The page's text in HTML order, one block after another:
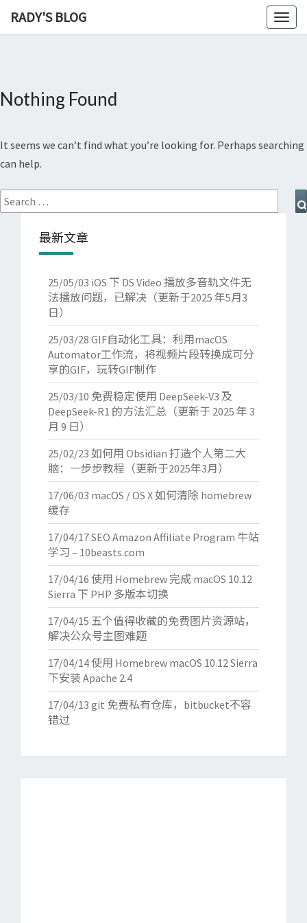
RADY'S BLOG
Nothing
Nothing Found
It seems we can’t find what you’re looking for. Perhaps searching
can help.
Search
for:
最新文章
25/05/03 iOS 下 DS Video 播放多音轨文件无
法播放问题，已解决（更新于2025 年5月3
日）
25/03/28 GIF自动化工具：利用macOS
Automator工作流，将视频片段转换成可分
享的GIF，玩转GIF制作
25/03/10 免费稳定使用 DeepSeek-V3 及
DeepSeek-R1 的方法汇总（更新于 2025 年 3
月 9 日）
25/02/23 如何用 Obsidian 打造个人第二大
脑：一步步教程（更新于2025年3月）
17/06/03 macOS / OS X 如何清除 homebrew
缓存
17/04/17SEO Amazon Affiliate Program 牛站
学习 – 10beasts.com
17/04/16 使用 Homebrew 完成 macOS 10.12
Sierra 下 PHP 多版本切换
17/04/15 五个值得收藏的免费图片资源站，
解决公众号主图难题
17/04/14使用 Homebrew macOS 10.12 Sierra
下安装 Apache 2.4
17/04/13 git 免费私有仓库，bitbucket不容
错过